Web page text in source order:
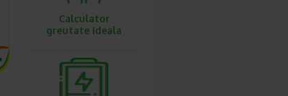
Calculator
greutate ideala